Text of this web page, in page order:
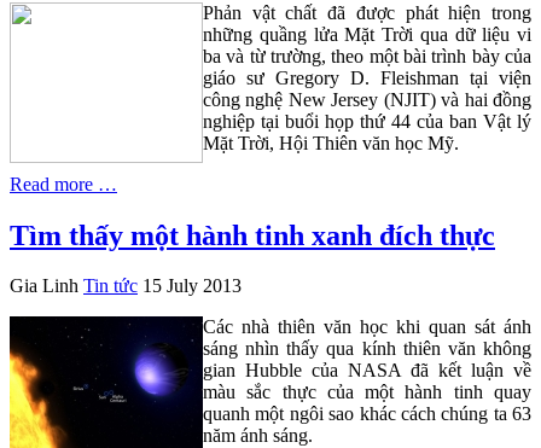
Phản vật chất đã được phát hiện trong
những quầng lửa Mặt Trời qua dữ liệu vi
ba và từ trường, theo một bài trình bày của
giáo sư Gregory D. Fleishman tại viện
công nghệ New Jersey (NJIT) và hai đồng
nghiệp tại buổi họp thứ 44 của ban Vật lý
Mặt Trời, Hội Thiên văn học Mỹ.
Read more …
Tìm thấy một hành tinh xanh đích thực
Gia Linh Tin tức 15 July 2013
Các nhà thiên văn học khi quan sát ánh
sáng nhìn thấy qua kính thiên văn không
gian Hubble của NASA đã kết luận về
màu sắc thực của một hành tinh quay
quanh một ngôi sao khác cách chúng ta 63
năm ánh sáng.